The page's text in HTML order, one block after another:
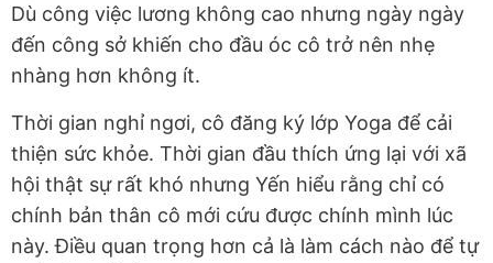
Dù công việc lương không cao nhưng ngày ngày
đến công sở khiến cho đầu óc cô trở nên nhẹ
nhàng hơn không ít.
Thời gian nghỉ ngơi, cô đăng ký lớp Yoga để cải
thiện sức khỏe. Thời gian đầu thích ứng lại với xã
hội thật sự rất khó nhưng Yến hiểu rằng chỉ có
chính bản thân cô mới cứu được chính mình lúc
này. Điều quan trọng hơn cả là làm cách nào để tự